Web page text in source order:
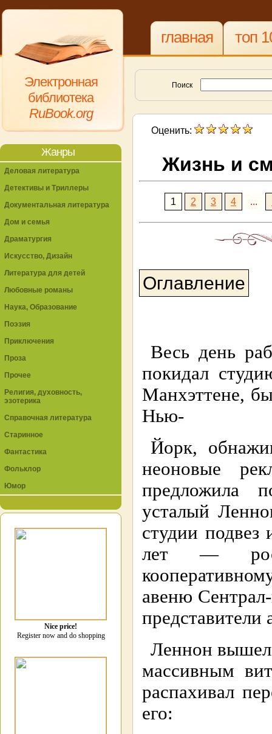
Электронная
библиотека
RuBook.org
главная топ
Поиск
Оценить:
Жизнь и
1 2 3 4 ...
Оглавление
Весь день
покидал
Манхэттене,
Нью-
Йорк,
неоновые
предложила
усталый
студии
лет —
авеню
Леннон
массивным
распахивал
его:
Жанры
Деловая литература
Детективы и Триллеры
Документальная литература
Дом и семья
Драматургия
Искусство, Дизайн
Литература для детей
Любовные романы
Наука, Образование
Поэзия
Приключения
Проза
Прочее
Религия, духовность,
эзотерика
Справочная литература
Старинное
Фантастика
Фольклор
Юмор
Nice price!
Register now and do shopping